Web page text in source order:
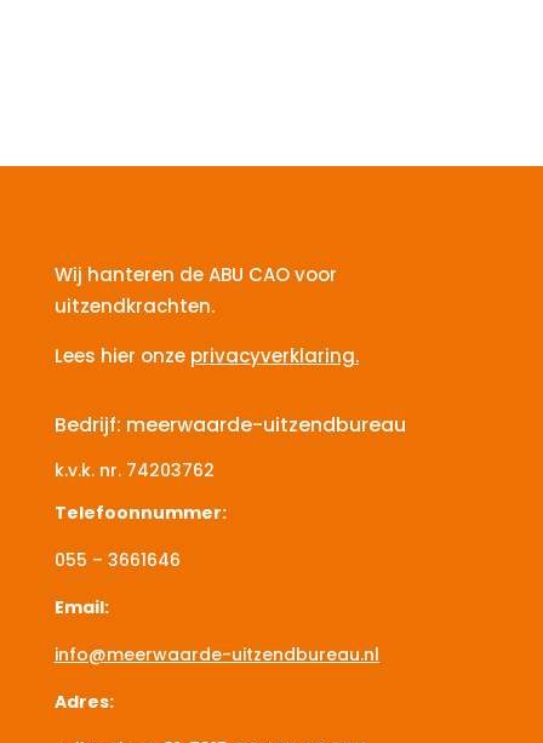
Wij hanteren de ABU CAO voor
uitzendkrachten.
Lees hier onze privacyverklaring.
Bedrijf: meerwaarde-uitzendbureau
k.v.k. nr.74203762
Telefoonnummer:
055 – 3661646
Email:
info@meerwaarde-uitzendbureau.nl
Adres: